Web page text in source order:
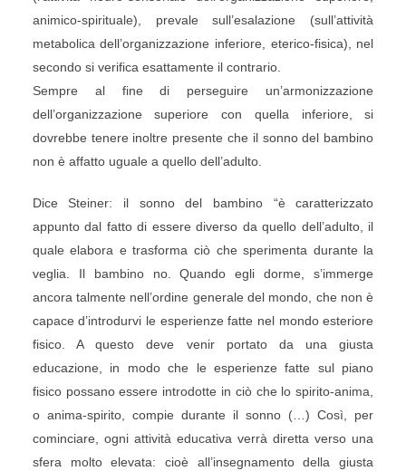
animico-spirituale), prevale sull’esalazione (sull’attività
metabolica dell’organizzazione inferiore, eterico-fisica), nel
secondo si verifica esattamente il contrario.
Sempre al fine di perseguire un’armonizzazione
dell’organizzazione superiore con quella inferiore, si
dovrebbe tenere inoltre presente che il sonno del bambino
non è affatto uguale a quello dell’adulto.
Dice Steiner: il sonno del bambino “è caratterizzato
appunto dal fatto di essere diverso da quello dell’adulto, il
quale elabora e trasforma ciò che sperimenta durante la
veglia. Il bambino no. Quando egli dorme, s’immerge
ancora talmente nell’ordine generale del mondo, che non è
capace d’introdurvi le esperienze fatte nel mondo esteriore
fisico. A questo deve venir portato da una giusta
educazione, in modo che le esperienze fatte sul piano
fisico possano essere introdotte in ciò che lo spirito-anima,
o anima-spirito, compie durante il sonno (…) Così, per
cominciare, ogni attività educativa verrà diretta verso una
sfera molto elevata: cioè all’insegnamento della giusta